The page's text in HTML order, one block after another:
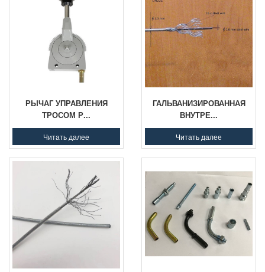
РЫЧАГ УПРАВЛЕНИЯ
ТРОСОМ Р...
Читать далее
ГАЛЬВАНИЗИРОВАННАЯ
ВНУТРЕ...
Читать далее